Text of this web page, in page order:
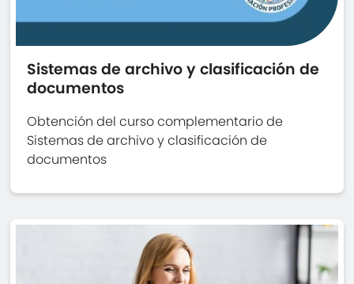
Sistemas de archivo y clasificación de
documentos
Obtención del curso complementario de
Sistemas de archivo y clasificación de
documentos